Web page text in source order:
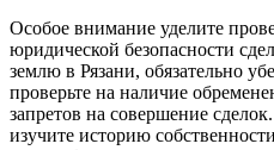
Особое внимание уделите
юридической безопасности
землю в Рязани, обязательно
проверьте на наличие
запретов на совершение
изучите историю